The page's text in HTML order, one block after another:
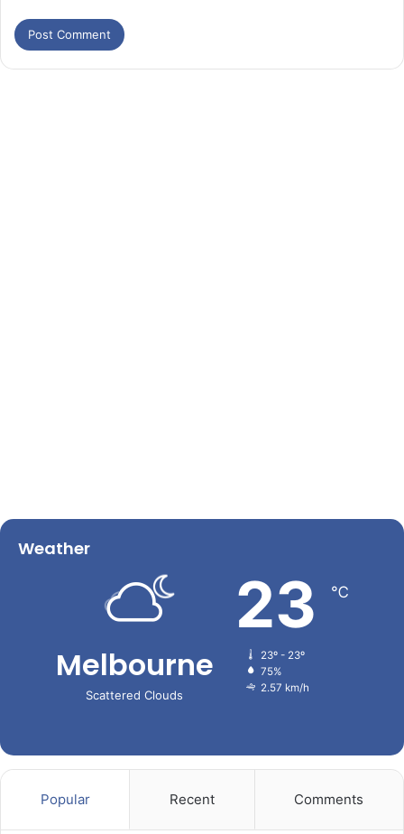
Weather
Melbourne
Scattered Clouds
23 ℃
23º - 23º
75%
2.57 km/h
Popular Recent Comments